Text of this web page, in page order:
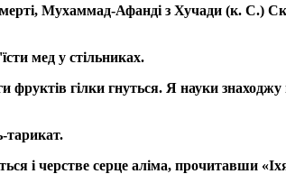
Мухаммад-Афанді з Хучади (к. С.)
мед у стільниках.
гілки гнуться. Я науки
тарикат.
і черстве серце аліма, прочитавши